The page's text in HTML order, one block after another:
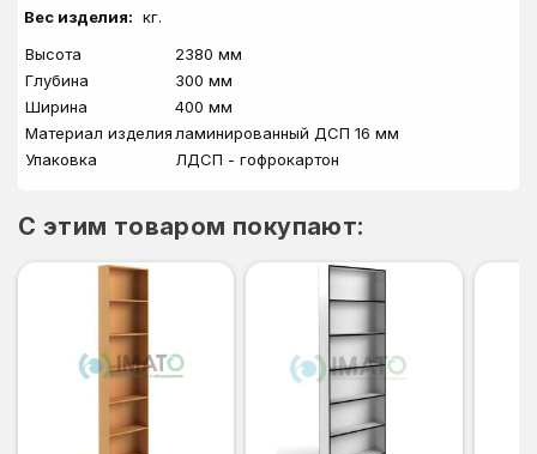
Вес изделия: кг.
Высота
2380 мм
Глубина
300 мм
Ширина
400 мм
Материал изделия ламинированный ДСП 16 мм
Упаковка
ЛДСП - гофрокартон
C этим товаром покупают: